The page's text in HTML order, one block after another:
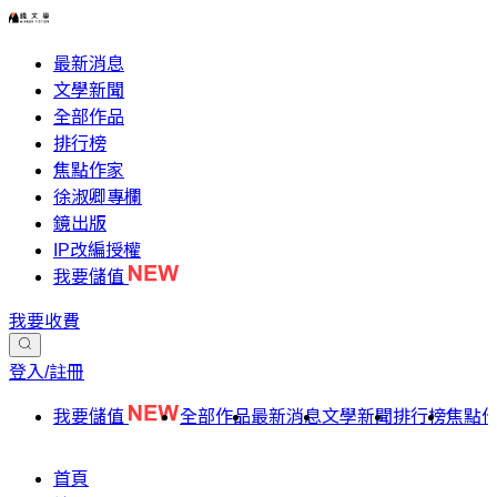
最新消息
文學新聞
全部作品
排行榜
焦點作家
徐淑卿專欄
鏡出版
IP改編授權
我要儲值
我要收費
登入/註冊
我要儲值 全部作品最新消息文學新聞排行榜焦點
首頁